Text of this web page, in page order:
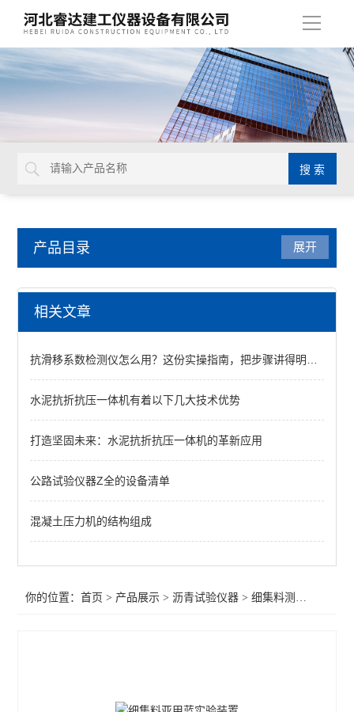
导
产品目录
沥青试验仪器
数字式旋转粘度计
路面橡胶沥青灌封胶拉伸试验仪
沥青压力老化系统
自动沥青溶解度测定仪
旋转瓶磨耗试验仪
沥青混合料试验仪器
展开
相关文章
抗滑移系数检测仪怎么用？这份实操指南，把步骤讲得明明白白
水泥抗折抗压一体机有着以下几大技术优势
打造坚固未来：水泥抗折抗压一体机的革新应用
公路试验仪器Z全的设备清单
混凝土压力机的结构组成
你的位置：首页 > 产品展示 >沥青试验仪器 >细集料测定仪